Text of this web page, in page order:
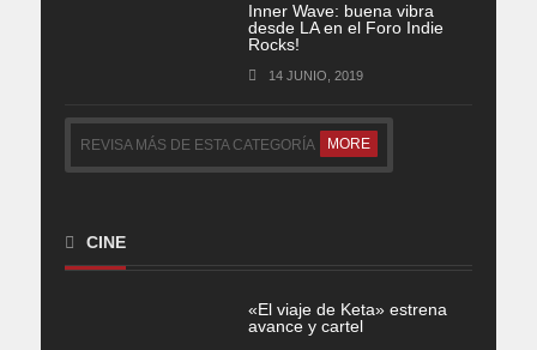
Inner Wave: buena vibra
desde LA en el Foro Indie
Rocks!
14 JUNIO, 2019
REVISA MÁS DE ESTA CATEGORÍA MORE
CINE
«El viaje de Keta» estrena
avance y cartel